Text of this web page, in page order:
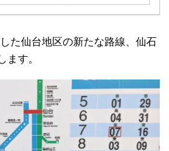
た仙台地区の新たな路線、仙石
ます。